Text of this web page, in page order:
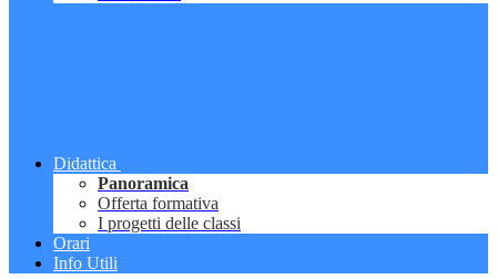
Didattica
Panoramica
Offerta formativa
I progetti delle classi
Orari
Info Utili